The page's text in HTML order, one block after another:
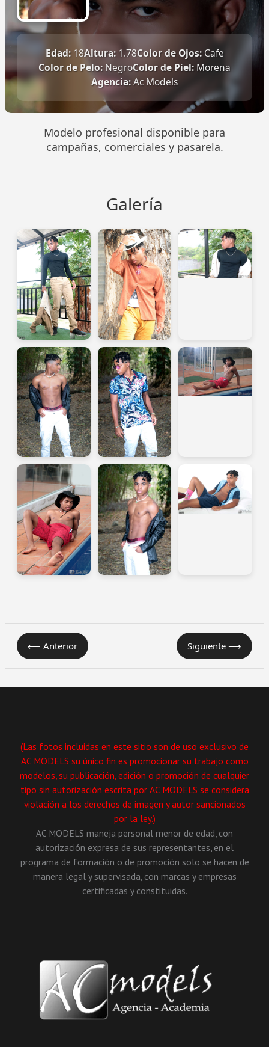
Edad:18Altura:1.78Color de Ojos:Cafe
Color de Pelo:NegroColor de Piel: Morena
Agencia:Ac Models
Modelo profesional disponible para
campañas, comerciales y pasarela.
Galería
⟵ Anterior Siguiente ⟶
(Las fotos incluidas en este sitio son de uso exclusivo de
AC MODELS su único fin es promocionar su trabajo como
modelos, su publicación, edición o promoción de cualquier
tipo sin autorización escrita por AC MODELS se considera
violación a los derechos de imagen y autor sancionados
por la ley.)
AC MODELS maneja personal menor de edad, con
autorización expresa de sus representantes, en el
programa de formación o de promoción solo se hacen de
manera legal y supervisada, con marcas y empresas
certificadas y constituidas.